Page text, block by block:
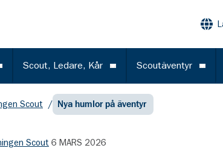
meny
Scout, Ledare, Kår Öppna meny
Scoutäventyr
Scout / Nya humlor på äventyr
Scout 6 MARS 2026